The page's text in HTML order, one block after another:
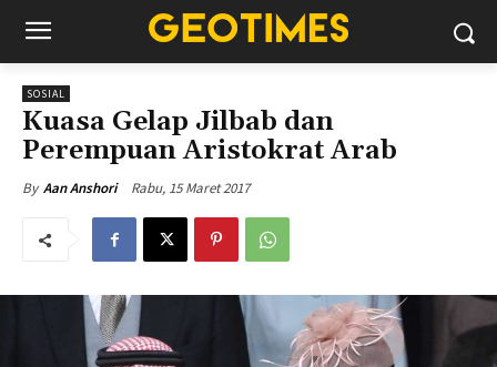
SOSIAL
Kuasa Gelap Jilbab dan
Perempuan Aristokrat Arab
By Aan Anshori Rabu, 15 Maret 2017